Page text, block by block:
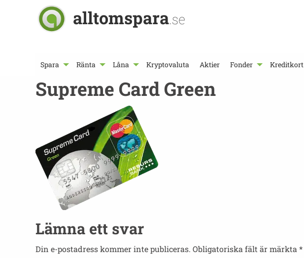
alltomspara.se
Spara Ränta Låna Kryptovaluta Aktier Fonder Kreditkort
Supreme Card Green
Lämna ett svar
Din e-postadress kommer inte publiceras. Obligatoriska fält är märkta *